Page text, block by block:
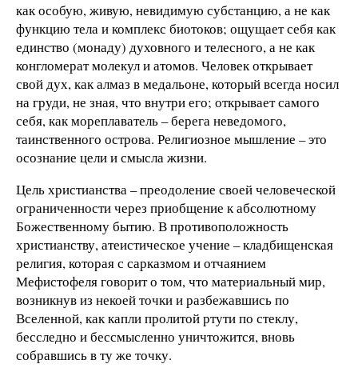
как особую, живую, невидимую субстанцию, а не как
функцию тела и комплекс биотоков; ощущает себя как
единство (монаду) духовного и телесного, а не как
конгломерат молекул и атомов. Человек открывает
свой дух, как алмаз в медальоне, который всегда носил
на груди, не зная, что внутри его; открывает самого
себя, как мореплаватель – берега неведомого,
таинственного острова. Религиозное мышление – это
осознание цели и смысла жизни.
Цель христианства – преодоление своей человеческой
ограниченности через приобщение к абсолютному
Божественному бытию. В противоположность
христианству, атеистическое учение – кладбищенская
религия, которая с сарказмом и отчаянием
Мефистофеля говорит о том, что материальный мир,
возникнув из некоей точки и разбежавшись по
Вселенной, как капли пролитой ртути по стеклу,
бесследно и бессмысленно уничтожится, вновь
собравшись в ту же точку.